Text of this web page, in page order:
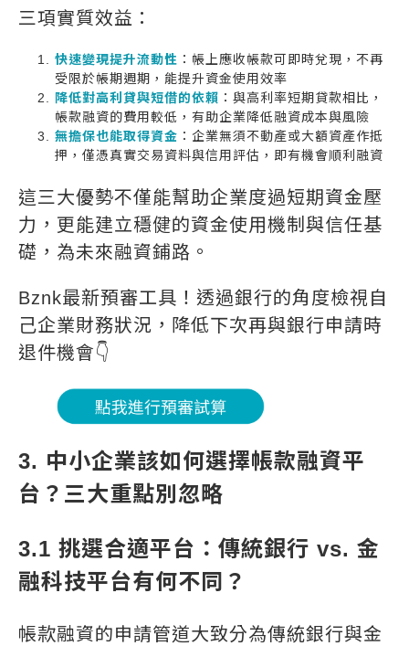
三項實質效益：
快速變現提升流動性 ：帳上應收帳款可即時兌現，不再
受限於帳期週期，能提升資金使用效率
降低對高利貸與短借的依賴 ：與高利率短期貸款相比，
帳款融資的費用較低，有助企業降低融資成本與風險
無擔保也能取得資金 ：企業無須不動產或大額資產作抵
押，僅憑真實交易資料與信用評估，即有機會順利融資
這三大優勢不僅能幫助企業度過短期資金壓
力，更能建立穩健的資金使用機制與信任基
礎，為未來融資鋪路。
Bznk最新預審工具！透過銀行的角度檢視自
己企業財務狀況，降低下次再與銀行申請時
退件機會👇
3. 中小企業該如何選擇帳款融資平
台？三大重點別忽略
3.1 挑選合適平台：傳統銀行 vs. 金
融科技平台有何不同？
帳款融資的申請管道大致分為傳統銀行與金